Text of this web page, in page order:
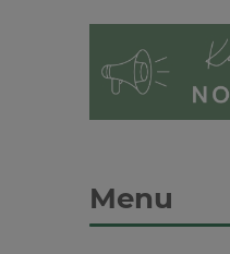
Menu